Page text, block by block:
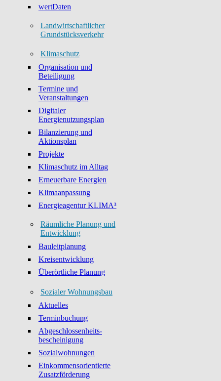
wertDaten
Landwirtschaftlicher
Grundstücksverkehr
Klimaschutz
Organisation und
Beteiligung
Termine und
Veranstaltungen
Digitaler
Energienutzungsplan
Bilanzierung und
Aktionsplan
Projekte
Klimaschutz im Alltag
Erneuerbare Energien
Klimaanpassung
Energieagentur KLIMA³
Räumliche Planung und
Entwicklung
Bauleitplanung
Kreisentwicklung
Überörtliche Planung
Sozialer Wohnungsbau
Aktuelles
Terminbuchung
Abgeschlossenheits-
bescheinigung
Sozialwohnungen
Einkommensorientierte
Zusatzförderung